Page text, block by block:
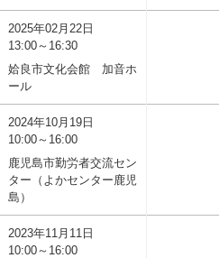
2025年02月22日
13:00～16:30
姶良市文化会館 加音ホ
ール
2024年10月19日
10:00～16:00
鹿児島市勤労者交流セン
ター（よかセンター鹿児
島）
2023年11月11日
10:00～16:00